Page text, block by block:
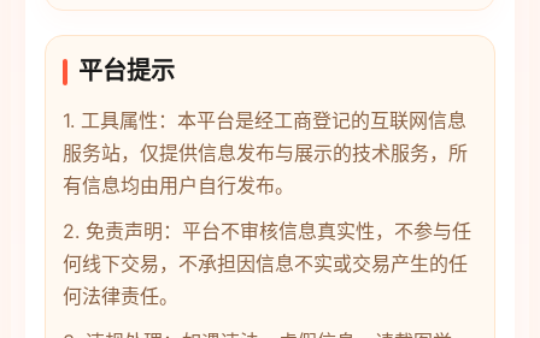
平台提示
1. 工具属性：本平台是经工商登记的互联网信息
服务站，仅提供信息发布与展示的技术服务，所
有信息均由用户自行发布。
2. 免责声明：平台不审核信息真实性，不参与任
何线下交易，不承担因信息不实或交易产生的任
何法律责任。